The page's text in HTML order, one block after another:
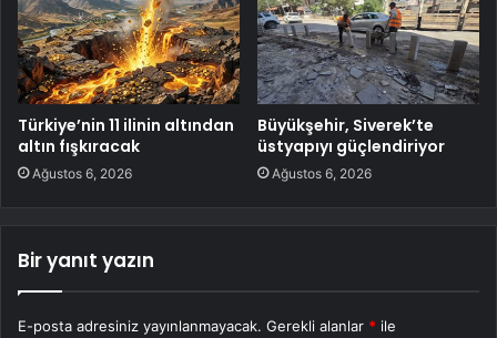
Türkiye’nin 11 ilinin altından
altın fışkıracak
Ağustos 6, 2026
Büyükşehir, Siverek’te
üstyapıyı güçlendiriyor
Ağustos 6, 2026
Bir yanıt yazın
E-posta adresiniz yayınlanmayacak. Gerekli alanlar * ile